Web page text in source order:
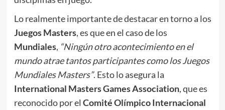
Lo realmente importante de destacar en torno a los
Juegos Masters, es que en el caso de los
Mundiales, “Ningún otro acontecimiento en el
mundo atrae tantos participantes como los Juegos
Mundiales Masters”. Esto lo asegura la
International Masters Games Association, que es
reconocido por el Comité Olímpico Internacional